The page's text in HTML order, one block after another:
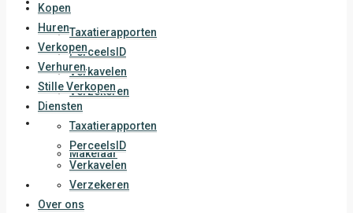
Taxatierapporten
PerceelsID
Verkavelen
Verzekeren
Over ons
Makelaar
Contact ons
Kopen
Huren
Verkopen
Verhuren
Stille Verkopen
Diensten
Taxatierapporten
PerceelsID
Verkavelen
Verzekeren
Over ons